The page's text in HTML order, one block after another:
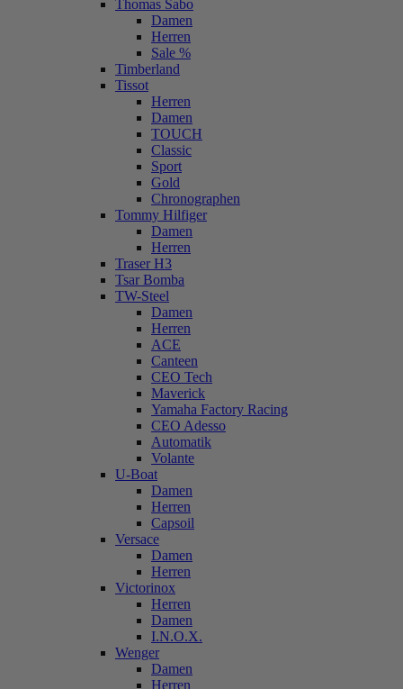
Thomas Sabo
Damen
Herren
Sale %
Timberland
Tissot
Herren
Damen
TOUCH
Classic
Sport
Gold
Chronographen
Tommy Hilfiger
Damen
Herren
Traser H3
Tsar Bomba
TW-Steel
Damen
Herren
ACE
Canteen
CEO Tech
Maverick
Yamaha Factory Racing
CEO Adesso
Automatik
Volante
U-Boat
Damen
Herren
Capsoil
Versace
Damen
Herren
Victorinox
Herren
Damen
I.N.O.X.
Wenger
Damen
Herren